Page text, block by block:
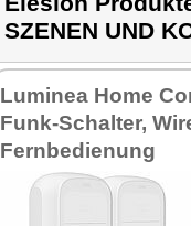
SZENEN UND
Luminea Home
Funk-Schalter,
Fernbedienung